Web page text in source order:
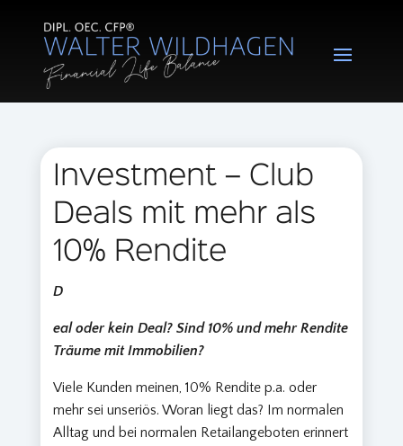
Investment – Club
Deals mit mehr als
10% Rendite
D
eal oder kein Deal? Sind 10% und mehr Rendite
Träume mit Immobilien?
Viele Kunden meinen, 10% Rendite p.a. oder
mehr sei unseriös. Woran liegt das? Im normalen
Alltag und bei normalen Retailangeboten erinnert